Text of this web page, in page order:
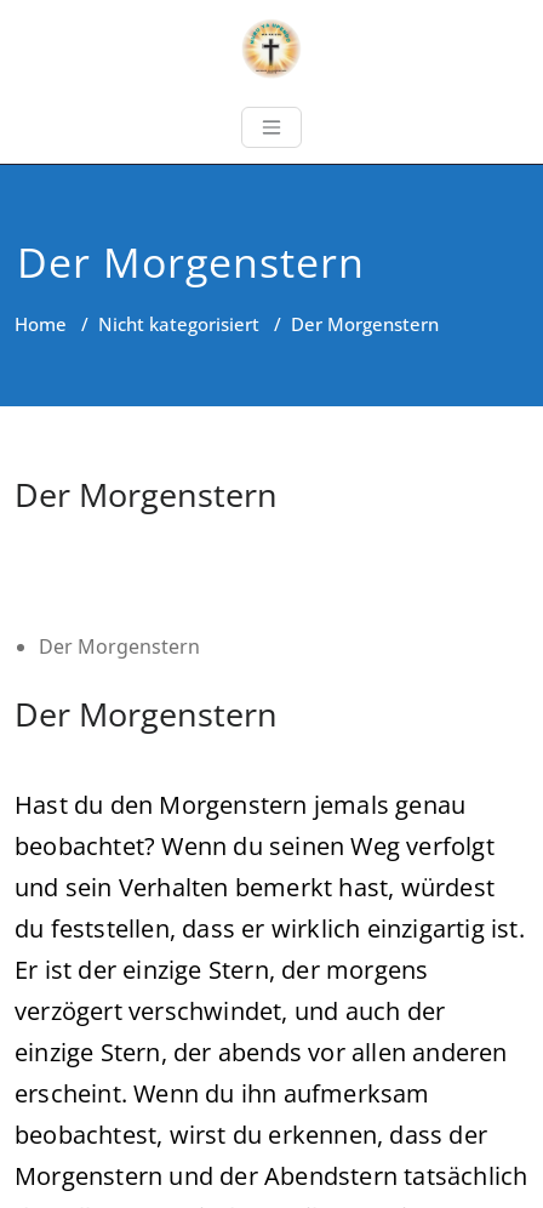
Der Morgenstern
Home / Nicht kategorisiert / Der Morgenstern
Der Morgenstern
Der Morgenstern
Der Morgenstern
Hast du den Morgenstern jemals genau
beobachtet? Wenn du seinen Weg verfolgt
und sein Verhalten bemerkt hast, würdest
du feststellen, dass er wirklich einzigartig ist.
Er ist der einzige Stern, der morgens
verzögert verschwindet, und auch der
einzige Stern, der abends vor allen anderen
erscheint. Wenn du ihn aufmerksam
beobachtest, wirst du erkennen, dass der
Morgenstern und der Abendstern tatsächlich